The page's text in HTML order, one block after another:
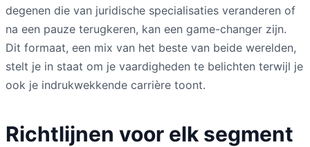
degenen die van juridische specialisaties veranderen of
na een pauze terugkeren, kan een game-changer zijn.
Dit formaat, een mix van het beste van beide werelden,
stelt je in staat om je vaardigheden te belichten terwijl je
ook je indrukwekkende carrière toont.
Richtlijnen voor elk segment